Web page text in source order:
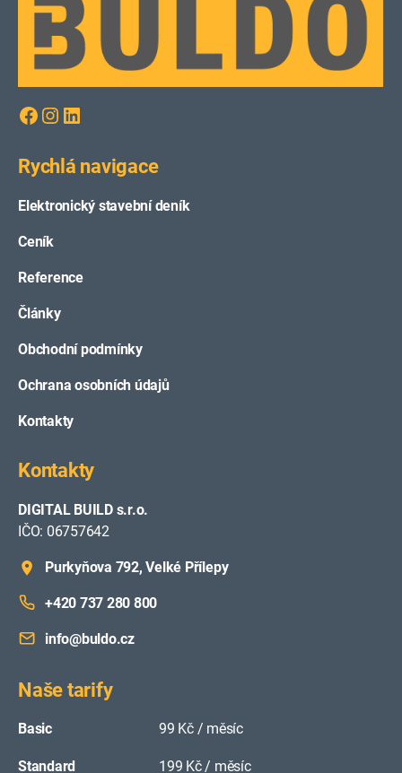
Facebook
Instagram
LinkedIn
Rychlá navigace
Elektronický stavební deník
Ceník
Reference
Články
Obchodní podmínky
Ochrana osobních údajů
Kontakty
Kontakty
DIGITAL BUILD s.r.o.
IČO: 06757642
Purkyňova 792, Velké Přílepy
+420 737 280 800
info@buldo.cz
Naše tarify
Basic 99 Kč / měsíc
Standard 199 Kč / měsíc